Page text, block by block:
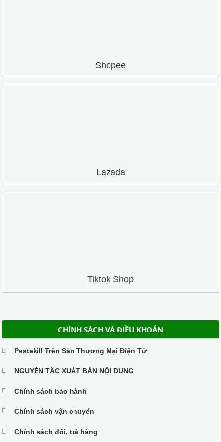
Shopee
Lazada
Tiktok Shop
CHÍNH SÁCH VÀ ĐIỀU KHOẢN
Pestakill Trên Sàn Thương Mại Điện Tử
NGUYÊN TẮC XUẤT BẢN NỘI DUNG
Chính sách bảo hành
Chính sách vận chuyển
Chính sách đổi, trả hàng